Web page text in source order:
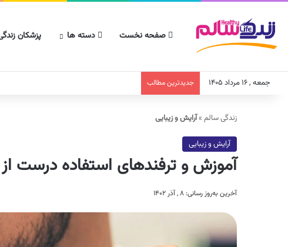
صفحه نخست دسته ها پزشکان
جمعه , ۱۶ مرداد ۱۴۰۵ جدیدترین مطالب
زندگی سالم »آرایش و زیبایی
آرایش و زیبایی
آموزش و ترفندهای استفاده درست
آخرین به‌روز رسانی: ۸ , آذر ۱۴۰۲